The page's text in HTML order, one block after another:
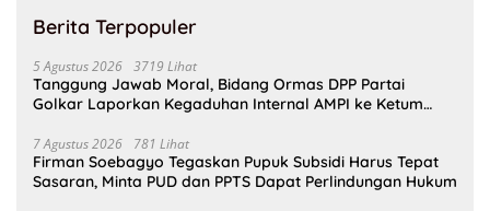
Berita Terpopuler
5 Agustus 2026 3719 Lihat
Tanggung Jawab Moral, Bidang Ormas DPP Partai
Golkar Laporkan Kegaduhan Internal AMPI ke Ketum
7 Agustus 2026 781 Lihat
Firman Soebagyo Tegaskan Pupuk Subsidi Harus Tepat
Sasaran, Minta PUD dan PPTS Dapat Perlindungan Hukum